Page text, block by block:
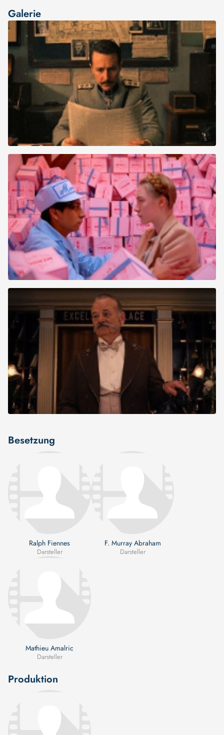
Galerie
Besetzung
Ralph Fiennes
Darsteller
F. Murray Abraham
Darsteller
Mathieu Amalric
Darsteller
Produktion